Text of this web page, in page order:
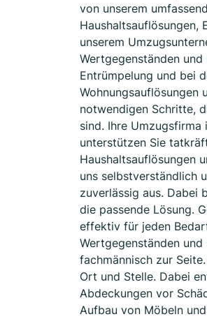
von unserem
Haushaltsauflösungen,
unserem
Wertgegenständen
Entrümpelung und bei
Wohnungsauflösungen
notwendigen Schritte,
sind. Ihre Umzugsfirma
unterstützen Sie
Haushaltsauflösungen
uns selbstverständlich
zuverlässig aus. Dabei
die passende Lösung.
effektiv für jeden
Wertgegenständen
fachmännisch zur
Ort und Stelle. Dabei
Abdeckungen vor
Aufbau von Möbeln